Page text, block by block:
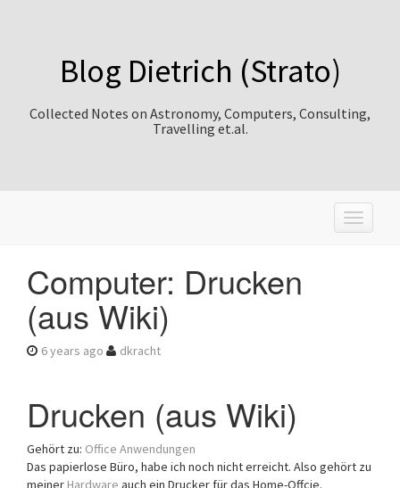
Blog Dietrich (Strato)
Collected Notes on Astronomy, Computers, Consulting,
Travelling et.al.
T
o
o
Computer: Drucken
(aus Wiki)
6 years ago dkracht
Drucken (aus Wiki)
Gehört zu: Office Anwendungen
Das papierlose Büro, habe ich noch nicht erreicht. Also gehört zu
meiner Hardware auch ein Drucker für das Home-Offcie.